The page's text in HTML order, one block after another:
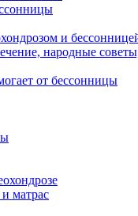
и
народные
от бессонницы
матрас